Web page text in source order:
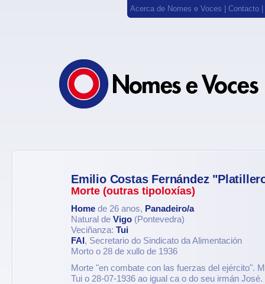
Acerca de Nomes e Voces Contacto
Emilio Costas Fernández
Morte (outras tipoloxías)
Home de 26 anos, Panadeiro/a
Natural de Vigo (Pontevedra)
Veciñanza: Tui
FAI , Secretario do Sindicato da Alimentación
Morto o 28 de xullo de 1936
Morte "en combate con las fuerzas del ejército".
Tui o 28-07-1936 ao igual ca o do seu irmán José.